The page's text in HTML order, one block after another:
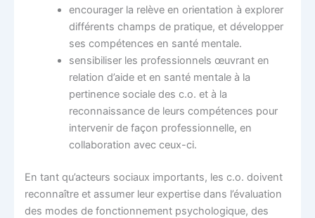
encourager la relève en orientation à explorer
différents champs de pratique, et développer
ses compétences en santé mentale.
sensibiliser les professionnels œuvrant en
relation d’aide et en santé mentale à la
pertinence sociale des c.o. et à la
reconnaissance de leurs compétences pour
intervenir de façon professionnelle, en
collaboration avec ceux-ci.
En tant qu’acteurs sociaux importants, les c.o. doivent
reconnaître et assumer leur expertise dans l’évaluation
des modes de fonctionnement psychologique, des